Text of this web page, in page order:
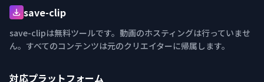
save-clip
save-clipは無料ツールです。動画のホスティングは行っていませ
ん。すべてのコンテンツは元のクリエイターに帰属します。
対応プラットフォーム